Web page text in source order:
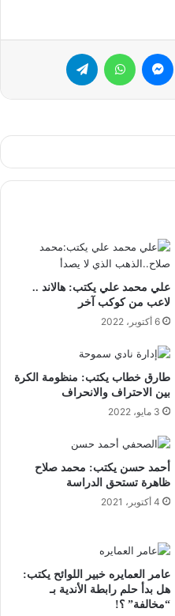
سكايب ماسنجر واتساب
علي محمد علي يكتب: هالاند ..
لاعب من كوكب آخر
6 أكتوبر، 2022
طارق خطاب يكتب: منظومة الكرة
بين الاحتراف والانحراف
3 مايو، 2022
أحمد حسن يكتب: محمد صلاح
ظاهرة تستحق الدراسة
4 أكتوبر، 2021
عامر العمايره خبير اللوائح يكتب:
هل بدأ حلم رابطة الأندية بـ
“مخالفة” ؟!